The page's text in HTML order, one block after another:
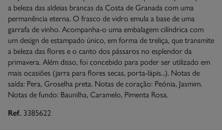
a beleza das aldeias brancas da Costa de Granada com uma
permanência eterna. O frasco de vidro emula a base de uma
garrafa de vinho. Acompanha-o uma embalagem cilíndrica com
um design de estampado único, em forma de treliça, que transmite
a beleza das flores e o canto dos pássaros no esplendor da
primavera. Além disso, foi concebido para poder ser utilizado em
mais ocasiões (jarra para flores secas, porta-lápis...). Notas de
saída: Pera, Groselha preta. Notas de coração: Peónia, Jasmim.
Notas de fundo: Baunilha, Caramelo, Pimenta Rosa.
Ref. 3385622